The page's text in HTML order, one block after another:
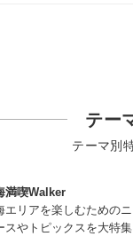
テー
テーマ別
満喫Walker
エリアを楽しむためのニ
スやトピックスを大特集